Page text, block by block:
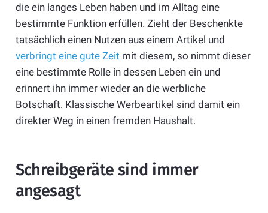
die ein langes Leben haben und im Alltag eine
bestimmte Funktion erfüllen. Zieht der Beschenkte
tatsächlich einen Nutzen aus einem Artikel und
verbringt eine gute Zeit mit diesem, so nimmt dieser
eine bestimmte Rolle in dessen Leben ein und
erinnert ihn immer wieder an die werbliche
Botschaft. Klassische Werbeartikel sind damit ein
direkter Weg in einen fremden Haushalt.
Schreibgeräte sind immer
angesagt